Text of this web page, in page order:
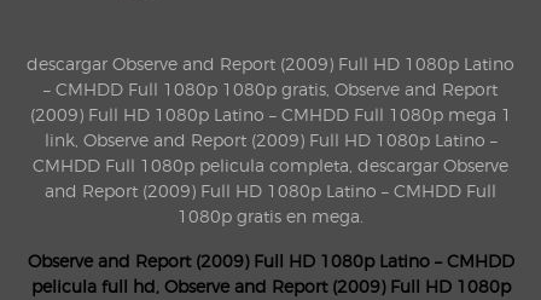
descargar Observe and Report (2009) Full HD 1080p Latino
– CMHDD Full 1080p 1080p gratis, Observe and Report
(2009) Full HD 1080p Latino – CMHDD Full 1080p mega 1
link, Observe and Report (2009) Full HD 1080p Latino –
CMHDD Full 1080p pelicula completa, descargar Observe
and Report (2009) Full HD 1080p Latino – CMHDD Full
1080p gratis en mega.
Observe and Report (2009) Full HD 1080p Latino – CMHDD
pelicula full hd, Observe and Report (2009) Full HD 1080p